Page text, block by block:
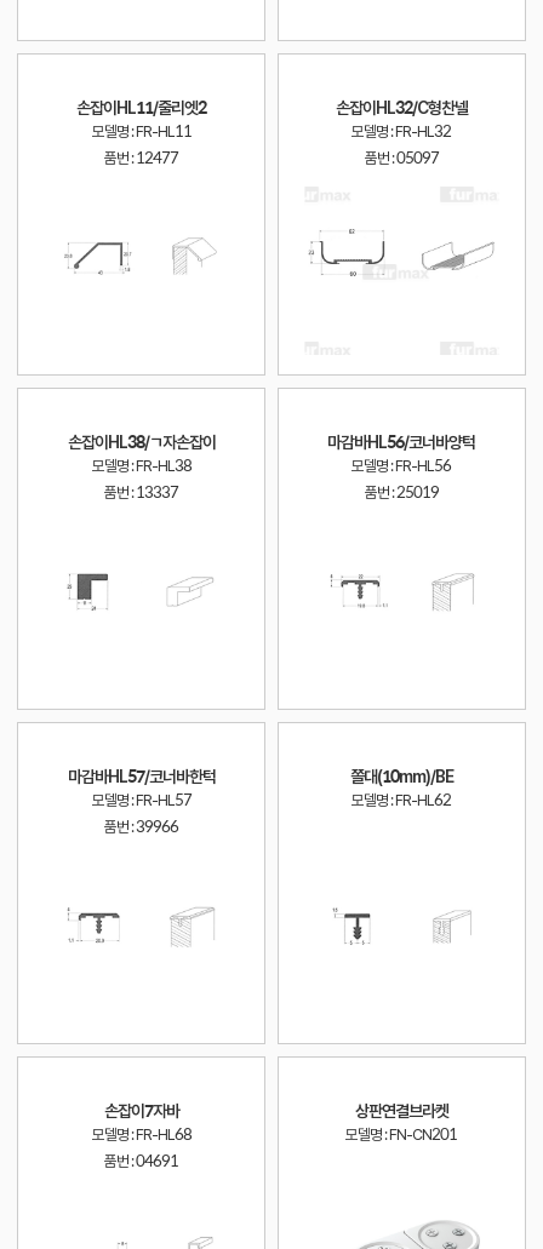
손잡이HL11/줄리엣2
모델명 : FR-HL11
품번 :12477
손잡이HL32/C형찬넬
모델명 : FR-HL32
품번 :05097
손잡이HL38/ㄱ자손잡이
모델명 : FR-HL38
품번 :13337
마감바HL56/코너바양턱
모델명 : FR-HL56
품번 :25019
마감바HL57/코너바한턱
모델명 : FR-HL57
품번 :39966
쫄대(10mm)/BE
모델명 : FR-HL62
손잡이7자바
모델명 : FR-HL68
품번 :04691
상판연결브라켓
모델명 : FN-CN201